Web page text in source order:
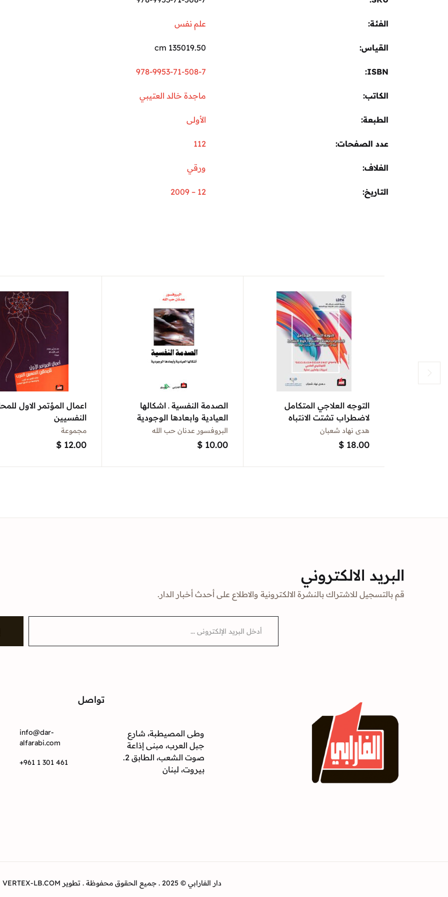
الفئة: علم نفس
القياس 135019.50 cm
ISBN
978-9953-71-508-7
الكاتب ماجدة خالد العتيبي
الطبعة الأولى
عدد الصفحات 112
الغلاف ورقي
التاريخ 12 – 2009
اعمال المؤتمر الاول
النفسيين
مجموعة
$ 12.00
الصدمة النفسية ـ اشكالها
العيادية وابعادها الوجودية
البروفسور عدنان حب الله
$ 10.00
التوجه العلاجي المتكامل
لاضطراب تشتت الانتباه
هدى نهاد شعبان
$ 18.00
البريد الالكتروني
قم بالتسجيل للاشتراك بالنشرة الالكترونية والاطلاع على أحدث أخبار الدار.
i
وطى المصيطبة، شارع
جبل العرب، مبنى إذاعة
صوت الشعب، الطابق 2.
بيروت، لبنان
تواصل
info@dar-
alfarabi.com
+961 1 301 461
دار الفارابي © 2025 . جميع الحقوق محفوظة . تطوير VERTEX-LB.COM